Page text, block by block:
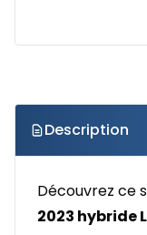
Description
Découvrez ce
2023 hybride